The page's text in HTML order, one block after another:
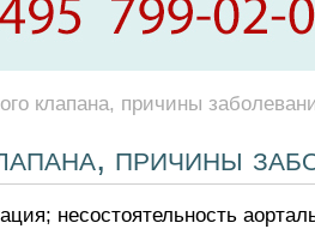
клапана, причины
причины
несостоятельность